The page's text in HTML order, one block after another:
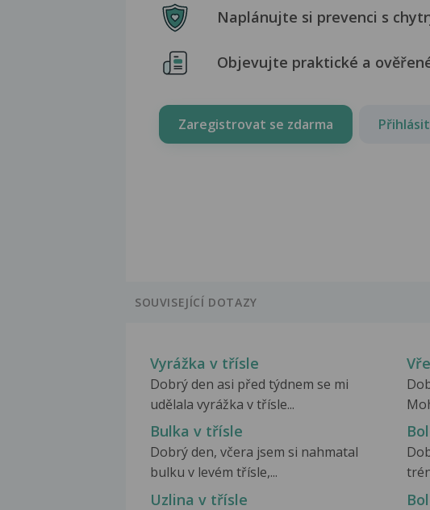
Naplánujte si prevenci s
Objevujte praktické a
Zaregistrovat se zdarma
SOUVISEJÍCÍ DOTAZY
Vyrážka v třísle
Dobrý den asi před týdnem se mi
udělala vyrážka v třísle...
Bulka v třísle
Dobrý den, včera jsem si nahmatal
bulku v levém třísle,...
Uzlina v třísle